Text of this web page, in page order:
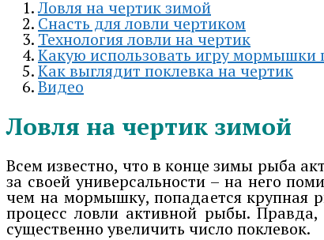
Ловля на чертик зимой
Снасть для ловли чертиком
Технология ловли на чертик
Какую использовать игру мормышки
Как выглядит поклевка на чертик
Видео
Ловля на чертик зимой
Всем известно, что в конце зимы рыба
за своей универсальности – на него
чем на мормышку, попадается крупная
процесс ловли активной рыбы.
существенно увеличить число поклевок.